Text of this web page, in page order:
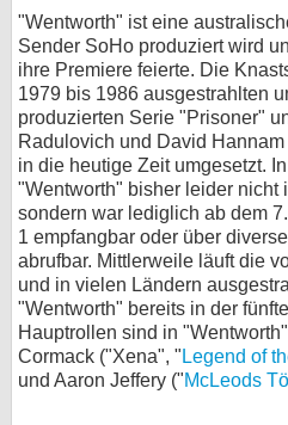
"Wentworth" ist eine
Sender SoHo produziert wird
ihre Premiere feierte. Die
1979 bis 1986 ausgestrahlten
produzierten Serie "Prisoner"
Radulovich und David
in die heutige Zeit umgesetzt.
"Wentworth" bisher leider nicht
sondern war lediglich ab dem
1 empfangbar oder über
abrufbar. Mittlerweile läuft die
und in vielen Ländern
"Wentworth" bereits in der
Hauptrollen sind in
Cormack ("Xena", " Legend of
und Aaron Jeffery ("McLeods
bei